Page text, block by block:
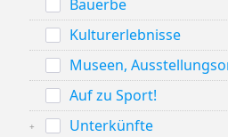
Bauerbe
Kulturerlebnisse
Museen,
Auf zu Sport!
Unterkünfte